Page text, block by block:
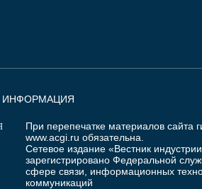
ИНФОРМАЦИЯ
При перепечатке материалов сайта
www.acgi.ru обязательна.
Сетевое издание «Вестник
зарегистрировано Федеральной
сфере связи, информационных
коммуникаций